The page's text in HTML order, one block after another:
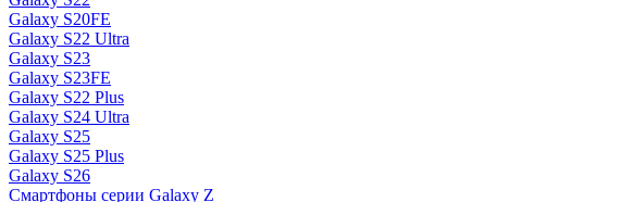
Galaxy S20FE
Galaxy S22 Ultra
Galaxy S23
Galaxy S23FE
Galaxy S22 Plus
Galaxy S24 Ultra
Galaxy S25
Galaxy S25 Plus
Galaxy S26
Смартфоны серии Galaxy Z